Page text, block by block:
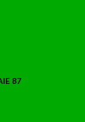
87